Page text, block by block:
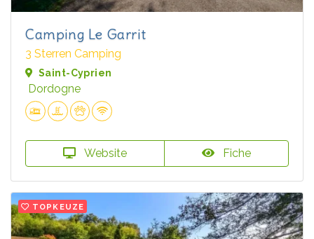
Camping Le Garrit
3 Sterren Camping
Saint-Cyprien
Dordogne
Website Fiche
TOPKEUZE